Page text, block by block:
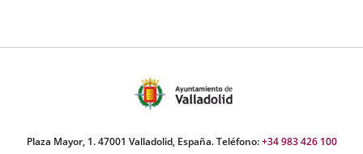
Plaza Mayor, 1. 47001 Valladolid, España. Teléfono:+34 983 426 100